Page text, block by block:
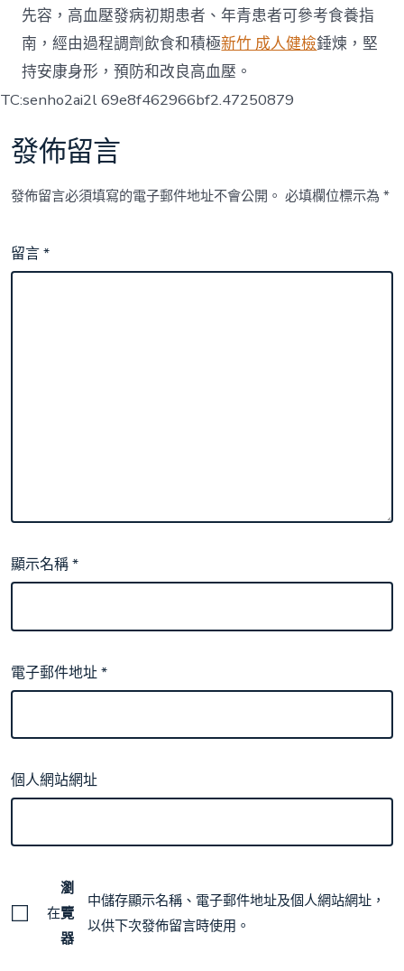
先容，高血壓發病初期患者、年青患者可參考食養指
南，經由過程調劑飲食和積極新竹 成人健檢錘煉，堅
持安康身形，預防和改良高血壓。
TC:senho2ai2l 69e8f462966bf2.47250879
發佈留言
發佈留言必須填寫的電子郵件地址不會公開。 必填欄位標示為*
留言*
顯示名稱*
電子郵件地址*
個人網站網址
在
瀏
覽
器
中儲存顯示名稱、電子郵件地址及個人網站網址，
以供下次發佈留言時使用。